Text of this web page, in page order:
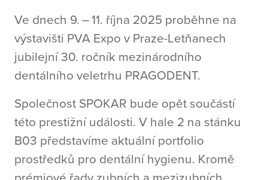
Ve dnech 9. – 11. října 2025 proběhne na
výstavišti PVA Expo v Praze-Letňanech
jubilejní 30. ročník mezinárodního
dentálního veletrhu PRAGODENT.
Společnost SPOKAR bude opět součástí
této prestižní události. V hale 2 na stánku
B03 představíme aktuální portfolio
prostředků pro dentální hygienu. Kromě